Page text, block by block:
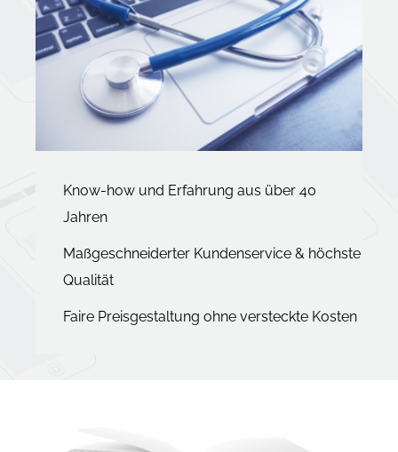
Know-how und Erfahrung aus über 40
Jahren
Maßgeschneiderter Kundenservice & höchste
Qualität
Faire Preisgestaltung ohne versteckte Kosten